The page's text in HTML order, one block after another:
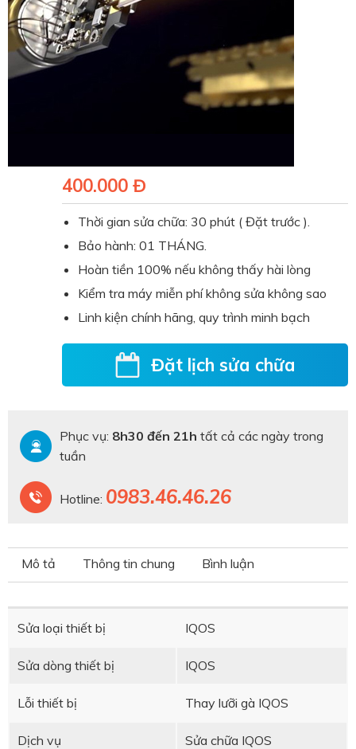
400.000 Đ
Thời gian sửa chữa: 30 phút ( Đặt trước ).
Bảo hành: 01 THÁNG.
Hoàn tiền 100% nếu không thấy hài lòng
Kiểm tra máy miễn phí không sửa không sao
Linh kiện chính hãng, quy trình minh bạch
Đặt lịch sửa chữa
Phục vụ: 8h30 đến 21h tất cả các ngày trong
tuần
Hotline: 0983.46.46.26
Mô tả Thông tin chung Bình luận
Sửa loại thiết bị IQOS
Sửa dòng thiết bị IQOS
Lỗi thiết bị Thay lưỡi gà IQOS
Dịch vụ Sửa chữa IQOS